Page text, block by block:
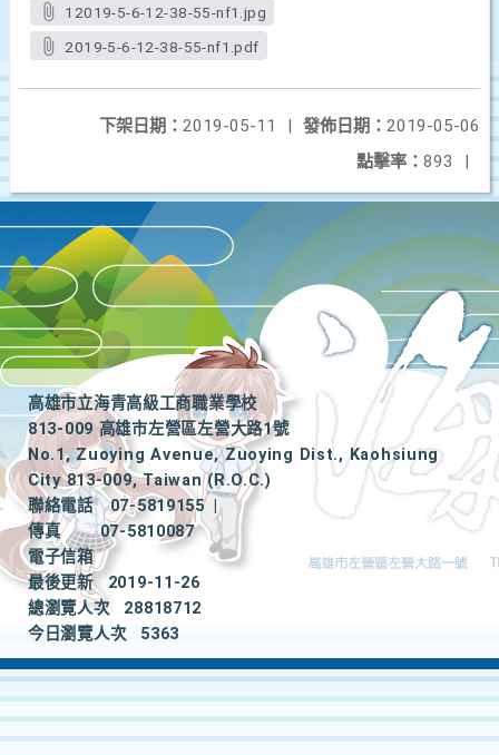
12019-5-6-12-38-55-nf1.jpg
2019-5-6-12-38-55-nf1.pdf
發佈日期： 2019-05-06
下架日期： 2019-05-11
|
點擊率： 893 |
高雄市立海青高級工商職業學校
813-009 高雄市左營區左營大路1號
No.1, Zuoying Avenue, Zuoying Dist., Kaohsiung
City 813-009, Taiwan (R.O.C.)
聯絡電話
07-5819155
|
傳真
07-5810087
電子信箱
最後更新
2019-11-26
總瀏覽人次
28818712
今日瀏覽人次
5363